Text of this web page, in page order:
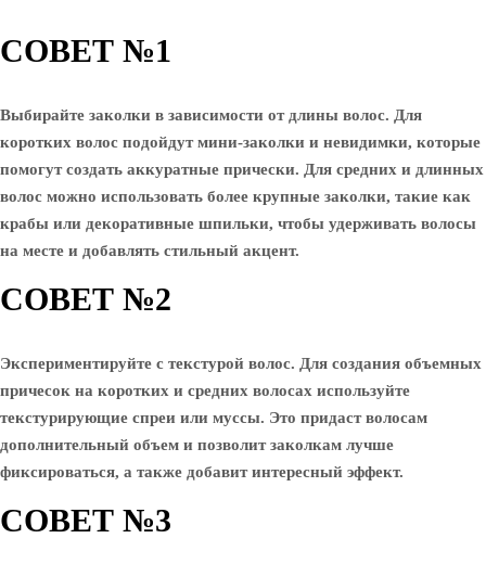
СОВЕТ №1
Выбирайте заколки в зависимости от длины волос. Для
коротких волос подойдут мини-заколки и невидимки, которые
помогут создать аккуратные прически. Для средних и длинных
волос можно использовать более крупные заколки, такие как
крабы или декоративные шпильки, чтобы удерживать волосы
на месте и добавлять стильный акцент.
СОВЕТ №2
Экспериментируйте с текстурой волос. Для создания объемных
причесок на коротких и средних волосах используйте
текстурирующие спреи или муссы. Это придаст волосам
дополнительный объем и позволит заколкам лучше
фиксироваться, а также добавит интересный эффект.
СОВЕТ №3